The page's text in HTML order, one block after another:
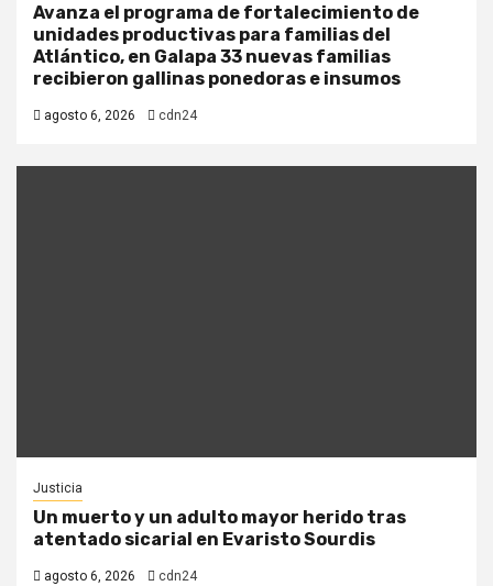
Avanza el programa de fortalecimiento de
unidades productivas para familias del
Atlántico, en Galapa 33 nuevas familias
recibieron gallinas ponedoras e insumos
agosto 6, 2026 cdn24
Justicia
Un muerto y un adulto mayor herido tras
atentado sicarial en Evaristo Sourdis
agosto 6, 2026 cdn24